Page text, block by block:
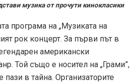
музика от прочути кинокласики
програма на „Музиката на
рок концерт. За първи път в
американски
Той също е носител на „Грами”,
пази в тайна. Организаторите